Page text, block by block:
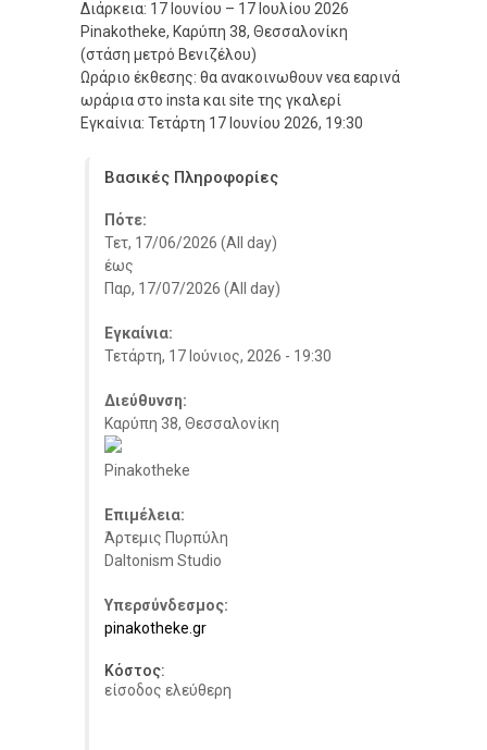
Διάρκεια: 17 Ιουνίου – 17 Ιουλίου 2026
Pinakotheke, Καρύπη 38, Θεσσαλονίκη
(στάση μετρό Βενιζέλου)
Ωράριο έκθεσης: θα ανακοινωθουν νεα εαρινά
ωράρια στο insta και site της γκαλερί
Εγκαίνια: Τετάρτη 17 Ιουνίου 2026, 19:30
Βασικές Πληροφορίες
Πότε:
Τετ, 17/06/2026 (All day)
έως
Παρ, 17/07/2026 (All day)
Εγκαίνια:
Τετάρτη, 17 Ιούνιος, 2026 - 19:30
Διεύθυνση:
Καρύπη 38, Θεσσαλονίκη
Pinakotheke
Επιμέλεια:
Άρτεμις Πυρπύλη
Daltonism Studio
Υπερσύνδεσμος:
pinakotheke.gr
Κόστος:
είσοδος ελεύθερη